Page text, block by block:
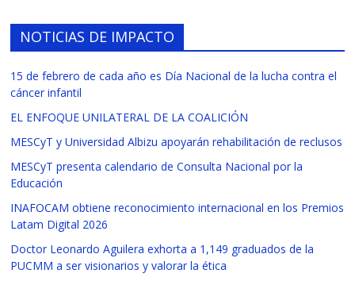
NOTICIAS DE IMPACTO
15 de febrero de cada año es Día Nacional de la lucha contra el
cáncer infantil
EL ENFOQUE UNILATERAL DE LA COALICIÓN
MESCyT y Universidad Albizu apoyarán rehabilitación de reclusos
MESCyT presenta calendario de Consulta Nacional por la
Educación
INAFOCAM obtiene reconocimiento internacional en los Premios
Latam Digital 2026
Doctor Leonardo Aguilera exhorta a 1,149 graduados de la
PUCMM a ser visionarios y valorar la ética